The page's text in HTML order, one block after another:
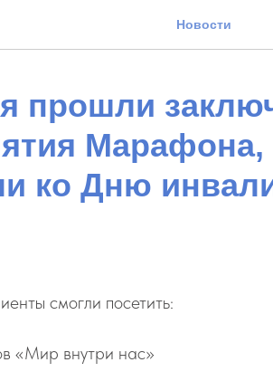
Новости
прошли
ко Дню
смогли посетить:
«Мир внутри нас»